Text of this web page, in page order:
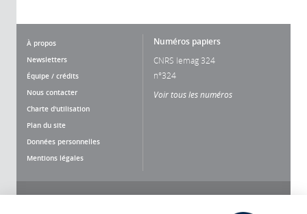
À propos
Newsletters
Équipe / crédits
Nous contacter
Charte d'utilisation
Plan du site
Données personnelles
Mentions légales
Numéros papiers
CNRS lemag 324
n°324
Voir tous les numéros